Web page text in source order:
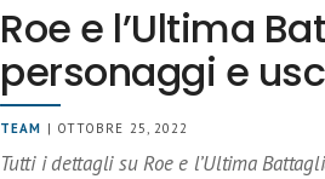
Roe e l’Ultima
personaggi e
TEAM | OTTOBRE 25, 2022
Tutti i dettagli su Roe e l’Ultima